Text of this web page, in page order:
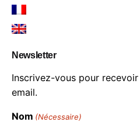
Newsletter
Inscrivez-vous pour
email.
Nom (Nécessaire)